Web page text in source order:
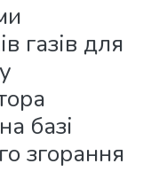
газів для
базі
згорання